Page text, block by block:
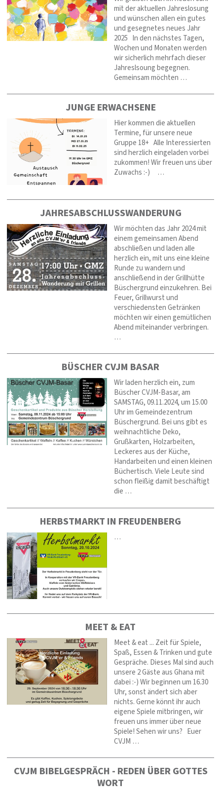
mit der aktuellen Jahreslosung
und wünschen allen ein gutes
und gesegnetes neues Jahr
2025 In den nächstes Tagen,
Wochen und Monaten werden
wir sicherlich mehrfach dieser
Jahreslsoung begegnen.
Gemeinsam möchten …
JUNGE ERWACHSENE
Hier kommen die aktuellen
Termine, für unsere neue
Gruppe 18+ Alle Interessierten
sind herzlich eingeladen vorbei
zukommen! Wir freuen uns über
Zuwachs :-) …
JAHRESABSCHLUSSWANDERUNG
Wir möchten das Jahr 2024 mit
einem gemeinsamen Abend
abschließen und laden alle
herzlich ein, mit uns eine kleine
Runde zu wandern und
anschließend in der Grillhütte
Büschergrund einzukehren. Bei
Feuer, Grillwurst und
verschiedensten Getränken
möchten wir einen gemütlichen
Abend miteinander verbringen.
…
BÜSCHER CVJM BASAR
Wir laden herzlich ein, zum
Büscher CVJM-Basar, am
SAMSTAG, 09.11.2024, um 15.00
Uhr im Gemeindezentrum
Büschergrund. Bei uns gibt es
weihnachtliche Deko,
Grußkarten, Holzarbeiten,
Leckeres aus der Küche,
Handarbeiten und einen kleinen
Büchertisch. Viele Leute sind
schon fleißig damit beschäftigt
die …
HERBSTMARKT IN FREUDENBERG
…
MEET & EAT
Meet & eat ... Zeit für Spiele,
Spaß, Essen & Trinken und gute
Gespräche. Dieses Mal sind auch
unsere 2 Gäste aus Ghana mit
dabei :-) Wir beginnen um 16.30
Uhr, sonst ändert sich aber
nichts. Gerne könnt ihr auch
eigene Spiele mitbringen, wir
freuen uns immer über neue
Spiele! Sehen wir uns? Euer
CVJM …
CVJM BIBELGESPRÄCH - REDEN ÜBER GOTTES
WORT